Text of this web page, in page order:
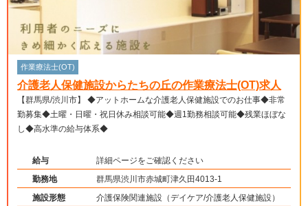
作業療法士(OT)
介護老人保健施設からたちの丘の作業療法士(OT)求人
【群馬県/渋川市】 ◆アットホームな介護老人保健施設でのお仕事◆非常
勤募集◆土曜・日曜・祝日休み相談可能◆週1勤務相談可能◆残業ほぼな
し◆高水準の給与体系◆
給与
詳細ページをご確認ください
勤務地
群馬県渋川市赤城町津久田4013-1
施設形態
介護保険関連施設（デイケア/介護老人保健施設）